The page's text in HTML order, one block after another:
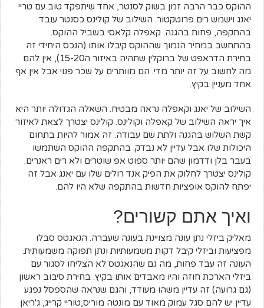
ההוקס כבר הרבה זמן בשוק לסנטר, אחד שיתפקד טוב עם טריי
יאנג וישמש רים פרוטקטור. השילוב של קולינס כסנטר עובד
בהתקפה, פחות בהגנה. קאפלה קלאסי בשביל ההוקס.
בהתחשב במחיר הנמוך שההוקס קיבלו אותו (הנכס היחידי זה
בחירת הדראפט של ברוקלין שתהיה באיזור ה15-20), אין להם
מה לחשוב על זה יותר מדי. הם מוותרים על שכר פנוי אבל אין אף
אחד מעניין בקיץ.
השילוב של יאנג וקאפלה נראה מבטיח. השאלה הגדולה יותר היא
איך יראה השילוב של קאפלה וקולינס. קולינס יצטרך לצאת לאיזור
קשת השלוש בהגנה ולתת שם עבודה. זה אמור להיות בתחום
היכולות שלו אבל עדיין לא נבדק. בהתקפה ההוקס השתמשו
בעבר בלן ודדמון שהם יותר ספוט אפ שוטרים ולא רים ראנרים.
קולינס יצטרך לחלוק את הפיק אנד רולים שלו עם יאנג אבל זה
יפתח להוקס אופציות חדשות בהתקפה שלא היו להם.
ואיך אתם קשורים?
מאליק ביזלי נתן עונה מצויינת בעונה שעברה. הנאגטס סבלו
מפציעות וביזלי קיבל דקות משמעותיות ונתן תפוקה משמעותית.
העונה זה עבד פחות, מה גם שהנאגטס לא הצליחו לסגור עם
ביזלי הארכת חוזה והיו מאבדים אותו בקיץ. בחירת סיבוב ראשון
(גם גרועה) זה עדיין משהו מעודד, והגם שנראה שהספסל נפגע
עדיין יש להם סגל עמוק מאוד עם מונטה מוריס,טוריי קרייג, ג'ריאן